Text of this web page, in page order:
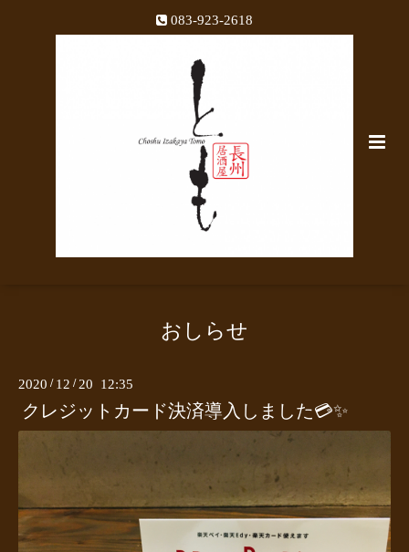
083-923-2618
おしらせ
2020 / 12 / 20 12:35
クレジットカード決済導入しました💳✨